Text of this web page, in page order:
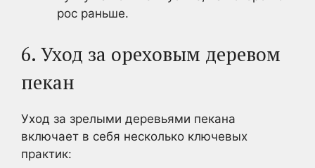
рос раньше.
6. Уход за ореховым деревом
пекан
Уход за зрелыми деревьями пекана
включает в себя несколько ключевых
практик: